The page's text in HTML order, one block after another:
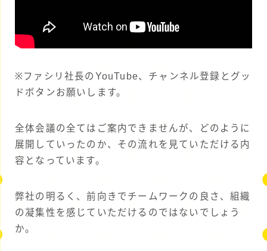
※ファシリ社長のYouTube、チャンネル登録とグッ
ドボタンお願いします。
全体会議の全てはご案内できませんが、どのように
展開していったのか、その流れを見ていただける内
容となっています。
弊社の明るく、前向きでチームワークの良さ、組織
の凝集性を感じていただけるのではないでしょう
か。